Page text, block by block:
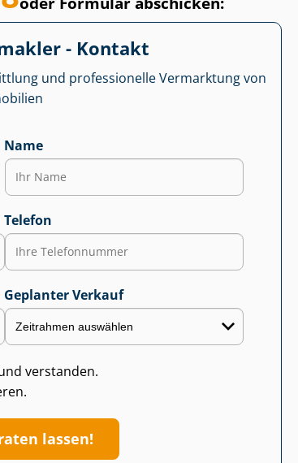
- Kontakt
und professionelle Vermarktung von
Name
Telefon
Geplanter Verkauf
verstanden.
lassen!